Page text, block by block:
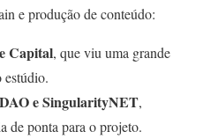
e produção de conteúdo:
Capital, que viu uma grande
e SingularityNET,
de ponta para o projeto.